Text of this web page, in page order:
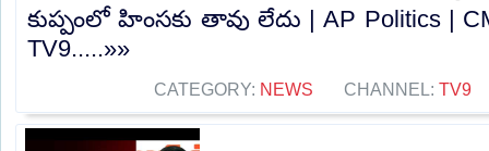
కుప్పంలో హింసకు తావు లేదు | AP Politics |
TV9.....»»
CATEGORY: NEWS CHANNEL: TV9